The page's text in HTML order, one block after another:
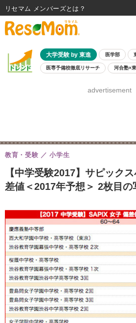
大学受験 by 東進 医学部
医専予備校徹底リサーチ 河合塾×
8月開催学校説明会・相談
advertisement
【中学受験2017】サピック
差値＜2017年予想＞ 2枚目の
教育・受験 小学生
リセマム メンバーズ